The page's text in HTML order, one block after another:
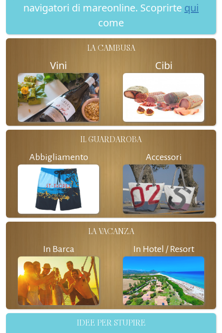
navigatori di mareonline. Scoprirte qui
come
LA CAMBUSA
Vini Cibi
IL GUARDAROBA
Abbigliamento Accessori
LA VACANZA
In Barca In Hotel / Resort
IDEE PER STUPIRE